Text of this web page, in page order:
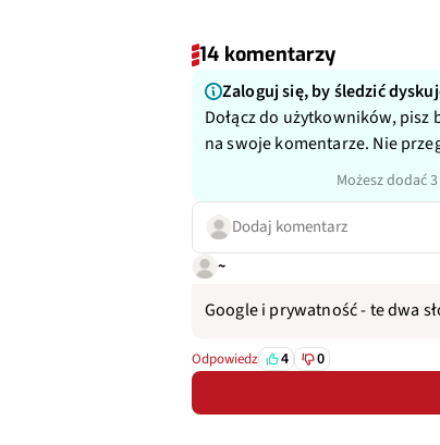
14 komentarzy
Zaloguj się, by śledzić
Dołącz do użytkowników,
na swoje komentarze. Nie
Możesz dodać
Dodaj komentarz
~
Google i prywatność - te dwa
Odpowiedz 4 0